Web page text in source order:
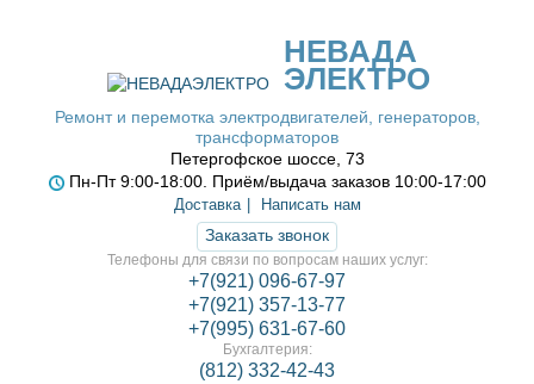
НЕВАДА
ЭЛЕКТРО
Ремонт и перемотка электродвигателей, генераторов,
трансформаторов
Петергофское шоссе, 73
Пн-Пт 9:00-18:00. Приём/выдача заказов 10:00-17:00
Доставка Написать нам
Заказать звонок
Телефоны для связи по вопросам наших услуг:
+7(921) 096-67-97
+7(921) 357-13-77
+7(995) 631-67-60
Бухгалтерия:
(812) 332-42-43